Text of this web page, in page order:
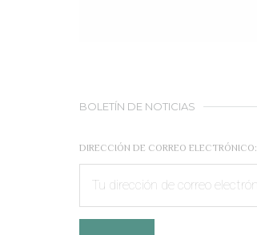
BOLETÍN DE NOTICIAS
DIRECCIÓN DE CORREO ELECTRÓNICO: